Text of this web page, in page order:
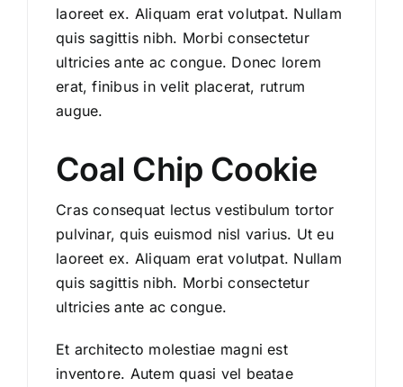
laoreet ex. Aliquam erat volutpat. Nullam
quis sagittis nibh. Morbi consectetur
ultricies ante ac congue. Donec lorem
erat, finibus in velit placerat, rutrum
augue.
Coal Chip Cookie
Cras consequat lectus vestibulum tortor
pulvinar, quis euismod nisl varius. Ut eu
laoreet ex. Aliquam erat volutpat. Nullam
quis sagittis nibh. Morbi consectetur
ultricies ante ac congue.
Et architecto molestiae magni est
inventore. Autem quasi vel beatae